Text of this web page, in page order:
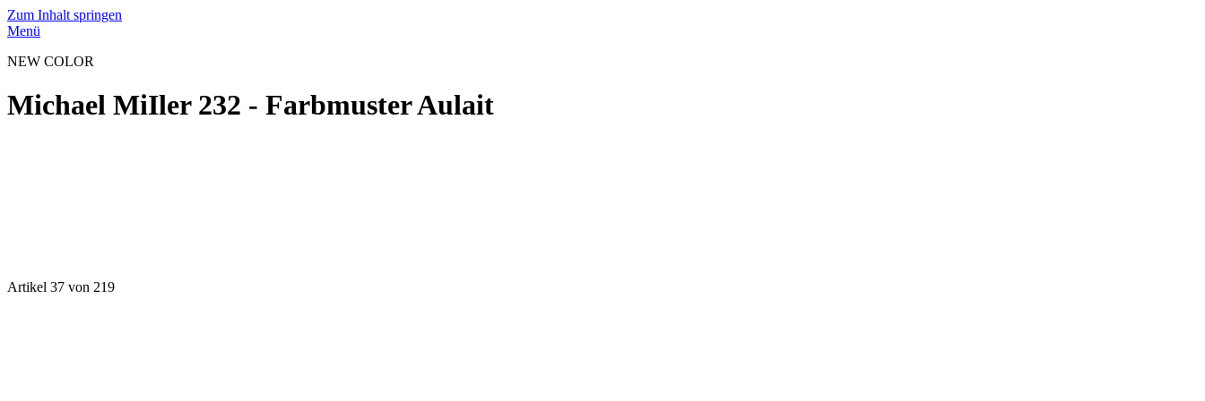
Zum Inhalt springen
Menü
NEW COLOR
Michael MiIler 232 - Farbmuster Aulait
Artikel 37 von 219